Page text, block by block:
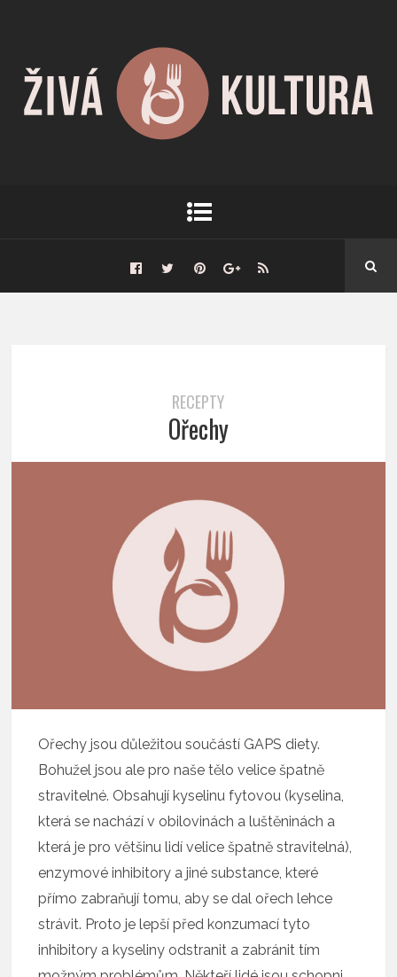
RECEPTY
Ořechy
Ořechy jsou důležitou součástí GAPS diety.
Bohužel jsou ale pro naše tělo velice špatně
stravitelné. Obsahují kyselinu fytovou (kyselina,
která se nachází v obilovinách a luštěninách a
která je pro většinu lidí velice špatně stravitelná),
enzymové inhibitory a jiné substance, které
přímo zabraňují tomu, aby se dal ořech lehce
strávit. Proto je lepší před konzumací tyto
inhibitory a kyseliny odstranit a zabránit tím